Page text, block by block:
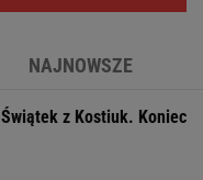
NAJNOWSZE
z Kostiuk. Koniec